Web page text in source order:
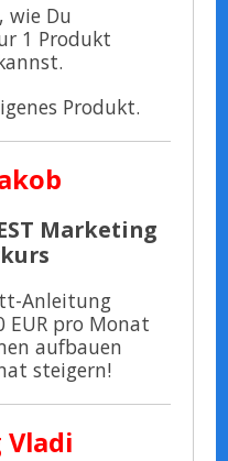
wie Du
1 Produkt
Produkt.
Marketing
Anleitung
EUR pro Monat
aufbauen
steigern!
Vladi